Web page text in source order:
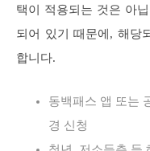
택이 적용되는 것은 아
되어 있기 때문에, 해당
합니다.
동백패스 앱 또는
경 신청